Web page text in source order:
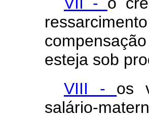
esteja sob
VIII - os
salário-